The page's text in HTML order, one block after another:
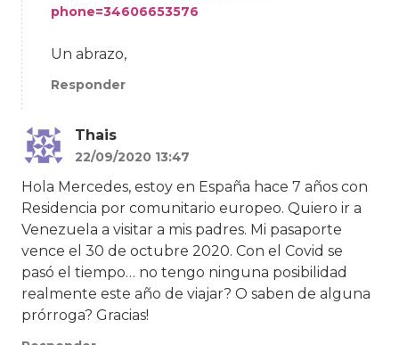
phone=34606653576
Un abrazo,
Responder
Thais
22/09/2020 13:47
Hola Mercedes, estoy en España hace 7 años con
Residencia por comunitario europeo. Quiero ir a
Venezuela a visitar a mis padres. Mi pasaporte
vence el 30 de octubre 2020. Con el Covid se
pasó el tiempo… no tengo ninguna posibilidad
realmente este año de viajar? O saben de alguna
prórroga? Gracias!